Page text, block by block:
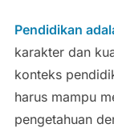
Pendidikan
karakter dan
konteks
harus mampu
pengetahuan